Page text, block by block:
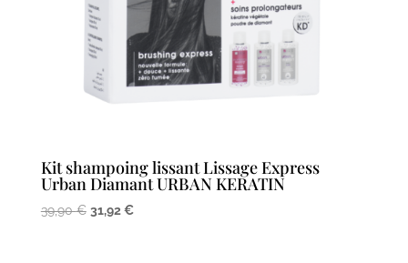
Kit shampoing lissant Lissage Express
Urban Diamant URBAN KERATIN
39,90€ Le
31,92€Le